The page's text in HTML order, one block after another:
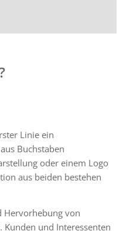
Linie ein
Buchstaben
oder einem Logo
aus beiden bestehen
Hervorhebung von
und Interessenten